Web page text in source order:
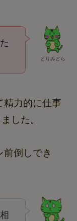
とりみどら
精力的に仕事
した。
倒しでき